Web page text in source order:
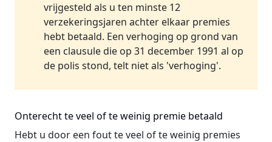
vrijgesteld als u ten minste 12
verzekeringsjaren achter elkaar premies
hebt betaald. Een verhoging op grond van
een clausule die op 31 december 1991 al op
de polis stond, telt niet als 'verhoging'.
Onterecht te veel of te weinig premie betaald
Hebt u door een fout te veel of te weinig premies